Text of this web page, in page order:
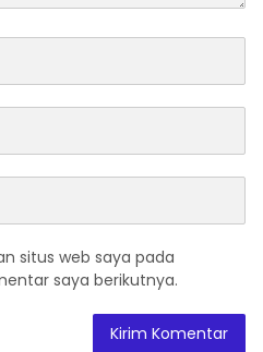
situs web saya pada
saya berikutnya.